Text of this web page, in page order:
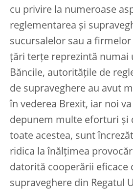
cu privire la numeroase
reglementarea și
sucursalelor sau a
țări terțe reprezintă numai
Băncile, autoritățile de
de supraveghere au avut
în vederea Brexit, iar noi
depunem multe eforturi și
toate acestea, sunt
ridica la înălțimea
datorită cooperării eficace
supraveghere din Regatul